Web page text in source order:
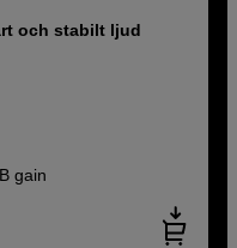
och stabilt ljud
gain